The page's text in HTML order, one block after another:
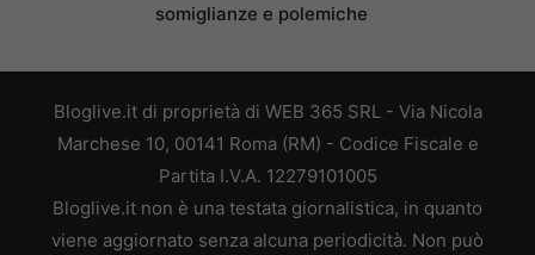
somiglianze e polemiche
Bloglive.it di proprietà di WEB 365 SRL - Via Nicola
Marchese 10, 00141 Roma (RM) - Codice Fiscale e
Partita I.V.A. 12279101005
Bloglive.it non è una testata giornalistica, in quanto
viene aggiornato senza alcuna periodicità. Non può